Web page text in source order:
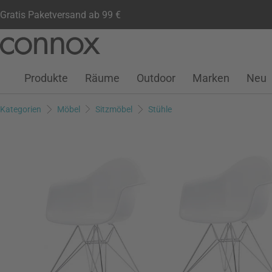
Gratis Paketversand ab 99 €
Seiteninhalt
Suchfeld
Kundenkonto
Wunschliste
Warenkorb
Produkte Räume Outdoor Marken Neu
Kategorien Möbel Sitzmöbel Stühle